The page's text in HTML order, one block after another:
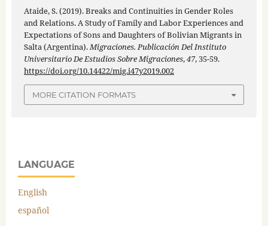
Ataide, S. (2019). Breaks and Continuities in Gender Roles
and Relations. A Study of Family and Labor Experiences and
Expectations of Sons and Daughters of Bolivian Migrants in
Salta (Argentina).Migraciones. Publicación Del Instituto
Universitario De Estudios Sobre Migraciones,47, 35-59.
https://doi.org/10.14422/mig.i47y2019.002
MORE CITATION FORMATS
LANGUAGE
English
español